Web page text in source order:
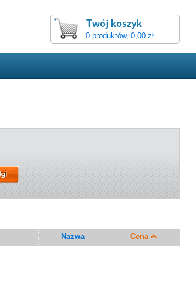
0 produktów, 0,00 zł
Cena
Nazwa